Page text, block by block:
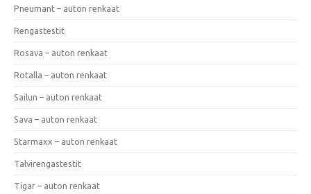
Pneumant – auton renkaat
Rengastestit
Rosava – auton renkaat
Rotalla – auton renkaat
Sailun – auton renkaat
Sava – auton renkaat
Starmaxx – auton renkaat
Talvirengastestit
Tigar – auton renkaat